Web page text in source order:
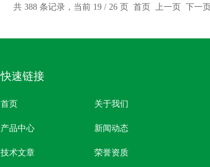
共 388 条记录，当前 19 / 26 页 首页 上一页 下一页
快速链接
首页 关于我们
产品中心 新闻动态
技术文章 荣誉资质